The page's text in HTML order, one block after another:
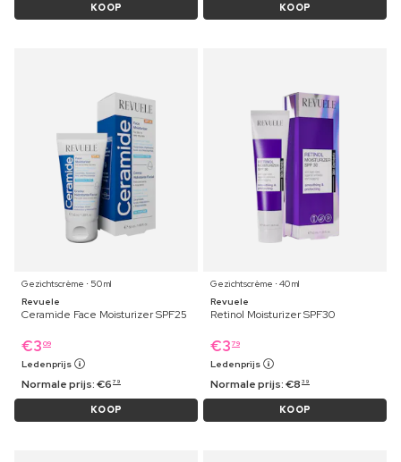
KOOP KOOP
Gezichtscrème ⋅ 50 ml
Revuele
Ceramide Face Moisturizer SPF25
€3 09
Ledenprijs
Normale prijs:€6 79
KOOP
Gezichtscrème ⋅ 40 ml
Revuele
Retinol Moisturizer SPF30
€3 79
Ledenprijs
Normale prijs:€8 39
KOOP